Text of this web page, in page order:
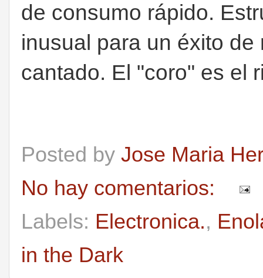
de consumo rápido.
inusual para un éxito
cantado. El "coro" es el
Posted by Jose Maria
No hay comentarios:
Labels: Electronica.,
in the Dark